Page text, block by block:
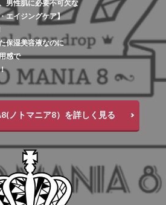
男性肌に必要不可欠な
エイジングケア】
保湿美容液なのに
感で
ノトマニア8）を詳しく見る